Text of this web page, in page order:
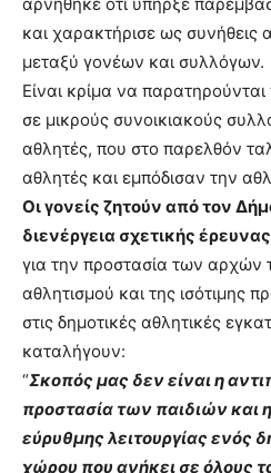
και χαρακτήρισε ως συνήθεις
μεταξύ γονέων και συλλόγων.
Είναι κρίμα να
σε μικρούς συνοικιακούς
αθλητές, που στο παρελθόν
αθλητές και εμπόδισαν την
Οι γονείς ζητούν από τον
διενέργεια σχετικής
για την προστασία των αρχών
αθλητισμού και της ισότιμης
στις δημοτικές αθλητικές
καταλήγουν:
“Σκοπός μας δεν είναι η
προστασία των παιδιών και
εύρυθμης λειτουργίας ενός
χώρου που ανήκει σε όλους